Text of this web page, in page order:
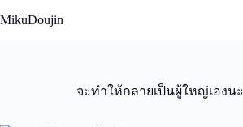
to
MikuDoujin
จะทำให้กลายเป็นผู้ใหญ่เองนะ